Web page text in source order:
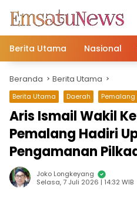
konten
Berita Utama
Nasional
Beranda Berita Utama
Berita Utama Daerah Pemalang
Aris Ismail Wakil
Pemalang Hadiri
Pengamanan
Joko Longkeyang
Selasa, 7 Juli 2026 | 14:32 WIB